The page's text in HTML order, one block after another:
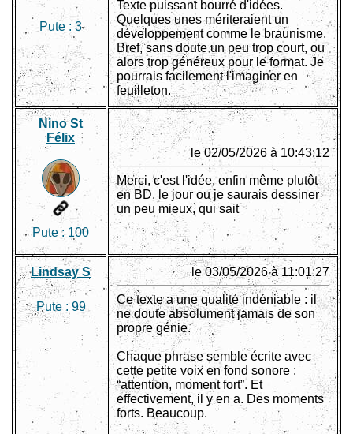
Pute : 3
Texte puissant bourré d'idées.
Quelques unes mériteraient un
développement comme le braunisme.
Bref, sans doute un peu trop court, ou
alors trop généreux pour le format. Je
pourrais facilement l'imaginer en
feuilleton.
Nino St
Félix
Pute : 100
le 02/05/2026 à 10:43:12
Merci, c'est l'idée, enfin même plutôt
en BD, le jour ou je saurais dessiner
un peu mieux, qui sait
Lindsay S
Pute : 99
le 03/05/2026 à 11:01:27
Ce texte a une qualité indéniable : il
ne doute absolument jamais de son
propre génie.
Chaque phrase semble écrite avec
cette petite voix en fond sonore :
“attention, moment fort”. Et
effectivement, il y en a. Des moments
forts. Beaucoup.